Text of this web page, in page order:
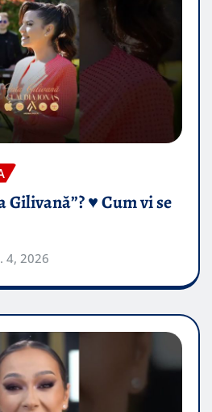
Gilivană”? ♥️ Cum vi se
4, 2026